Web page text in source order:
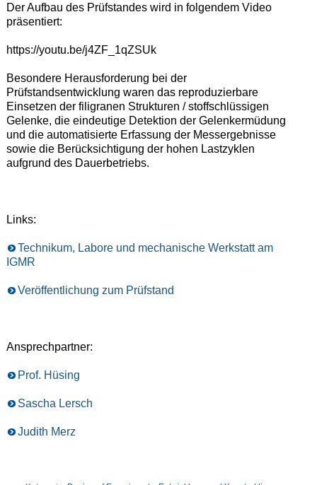
Der Aufbau des Prüfstandes wird in folgendem Video
präsentiert:
https://youtu.be/j4ZF_1qZSUk
Besondere Herausforderung bei der
Prüfstandsentwicklung waren das reproduzierbare
Einsetzen der filigranen Strukturen / stoffschlüssigen
Gelenke, die eindeutige Detektion der Gelenkermüdung
und die automatisierte Erfassung der Messergebnisse
sowie die Berücksichtigung der hohen Lastzyklen
aufgrund des Dauerbetriebs.
Links:
Technikum, Labore und mechanische Werkstatt am
IGMR
Veröffentlichung zum Prüfstand
Ansprechpartner:
Prof. Hüsing
Sascha Lersch
Judith Merz